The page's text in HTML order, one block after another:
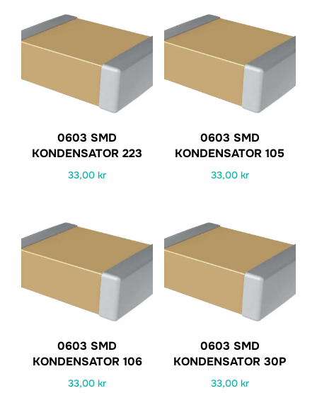
0603 SMD
KONDENSATOR 223
33,00kr
0603 SMD
KONDENSATOR 105
33,00 kr
0603 SMD
KONDENSATOR 106
33,00kr
0603 SMD
KONDENSATOR 30P
33,00 kr